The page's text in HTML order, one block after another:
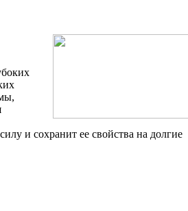
и сохранит ее свойства на долгие